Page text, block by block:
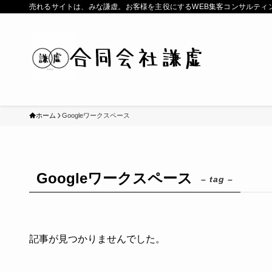
売れるサイトは、みな謙虚。お客様を主役にするWEB集客コンサルティ
ホーム Googleワークスペース
Googleワークスペース – tag –
記事が見つかりませんでした。